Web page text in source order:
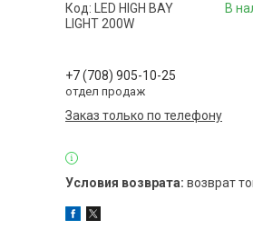
В
Код:
LED HIGH BAY
LIGHT 200W
+7 (708) 905-10-25
отдел продаж
Заказ только по телефону
возврат